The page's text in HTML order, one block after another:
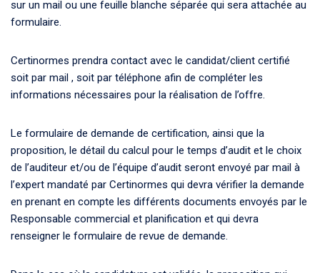
sur un mail ou une feuille blanche séparée qui sera attachée au
formulaire.
Certinormes prendra contact avec le candidat/client certifié
soit par mail , soit par téléphone afin de compléter les
informations nécessaires pour la réalisation de l’offre.
Le formulaire de demande de certification, ainsi que la
proposition, le détail du calcul pour le temps d’audit et le choix
de l’auditeur et/ou de l’équipe d’audit seront envoyé par mail à
l’expert mandaté par Certinormes qui devra vérifier la demande
en prenant en compte les différents documents envoyés par le
Responsable commercial et planification et qui devra
renseigner le formulaire de revue de demande.